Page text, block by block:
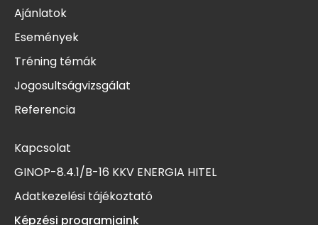
Ajánlatok
Események
Tréning témák
Jogosultságvizsgálat
Referencia
Kapcsolat
GINOP-8.4.1/B-16 KKV ENERGIA HITEL
Adatkezelési tájékoztató
Képzési programjaink